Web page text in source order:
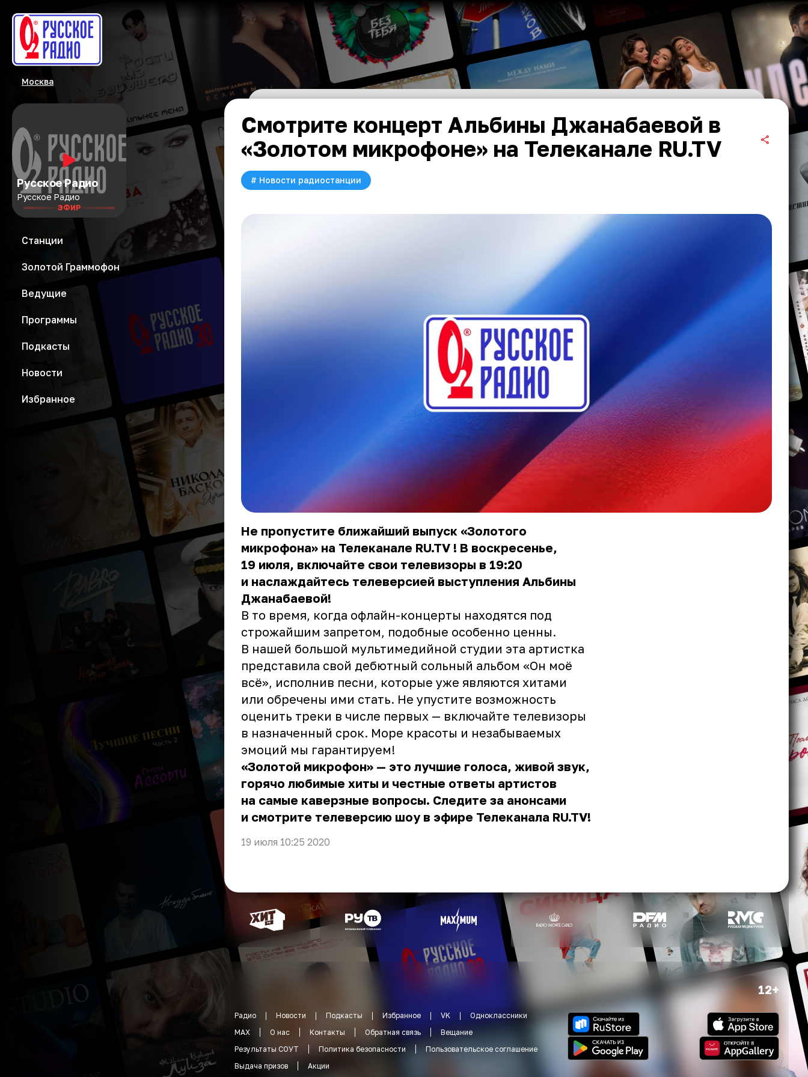
Москва
Русское Радио
Русское Радио
ЭФИР
Станции
Золотой Граммофон
Ведущие
Программы
Подкасты
Новости
Избранное
Смотрите концерт Альбины Джанабаевой в
«Золотом микрофоне» на Телеканале RU.TV
# Новости радиостанции
Не пропустите ближайший выпуск «Золотого
микрофона» на Телеканале RU.TV ! В воскресенье,
19 июля, включайте свои телевизоры в 19:20
и наслаждайтесь телеверсией выступления Альбины
Джанабаевой!
В то время, когда офлайн-концерты находятся под
строжайшим запретом, подобные особенно ценны.
В нашей большой мультимедийной студии эта артистка
представила свой дебютный сольный альбом «Он моё
всё», исполнив песни, которые уже являются хитами
или обречены ими стать. Не упустите возможность
оценить треки в числе первых — включайте телевизоры
в назначенный срок. Море красоты и незабываемых
эмоций мы гарантируем!
«Золотой микрофон» — это лучшие голоса, живой звук,
горячо любимые хиты и честные ответы артистов
на самые каверзные вопросы. Следите за анонсами
и смотрите телеверсию шоу в эфире Телеканала RU.TV!
19 июля 10:25 2020
12+
Радио Новости Подкасты Избранное VK
Одноклассники
MAX
О нас Контакты Обратная связь
Вещание
Результаты СОУТ
Политика безопасности
Пользовательское соглашение
Выдача призов
Акции